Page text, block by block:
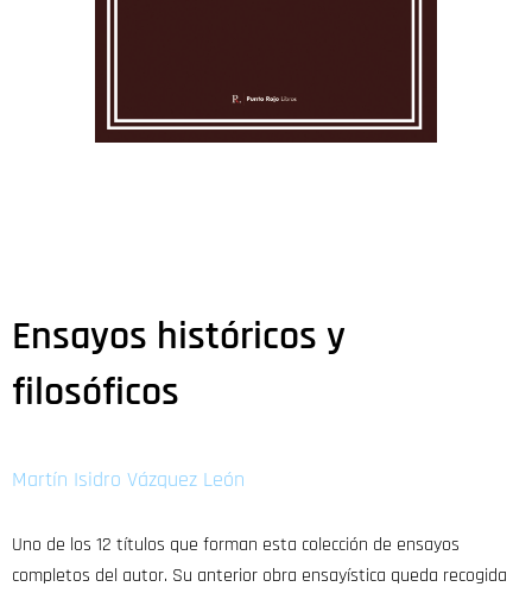
Ensayos históricos y
filosóficos
Martín Isidro Vázquez León
Uno de los 12 títulos que forman esta colección de ensayos
completos del autor. Su anterior obra ensayística queda recogida